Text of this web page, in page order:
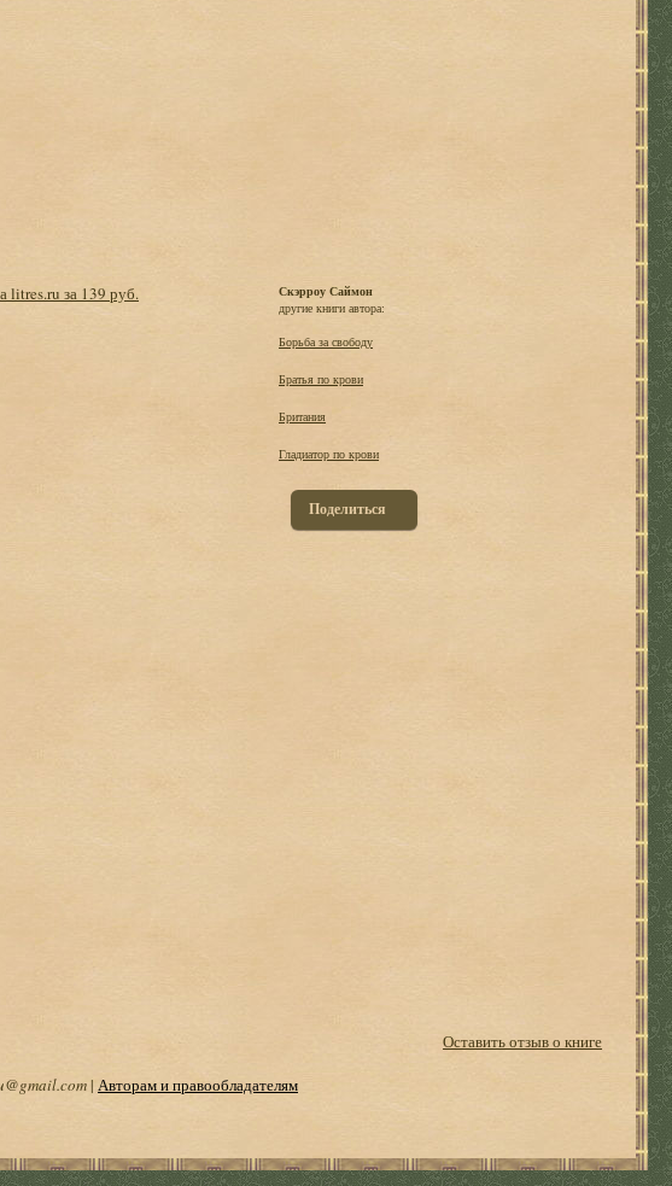
litres.ru за 139 руб.
Скэрроу Саймон
другие книги автора:
Борьба за свободу
Братья по крови
Британия
Гладиатор по крови
Поделиться
Оставить отзыв о книге
| Авторам и правообладателям